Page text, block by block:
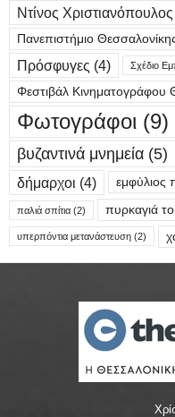
Ντίνος Χριστιανόπουλος
Πανεπιστήμιο
Πρόσφυγες (4) Σχέδιο
Φεστιβάλ Κινηματογράφου
Φωτογράφοι (9)
βυζαντινά μνημεία (5)
δήμαρχοι (4) εμφύλιος
παλιά σπίτια (2) πυρκαγιά
υπερπόντια μετανάστευση (2)